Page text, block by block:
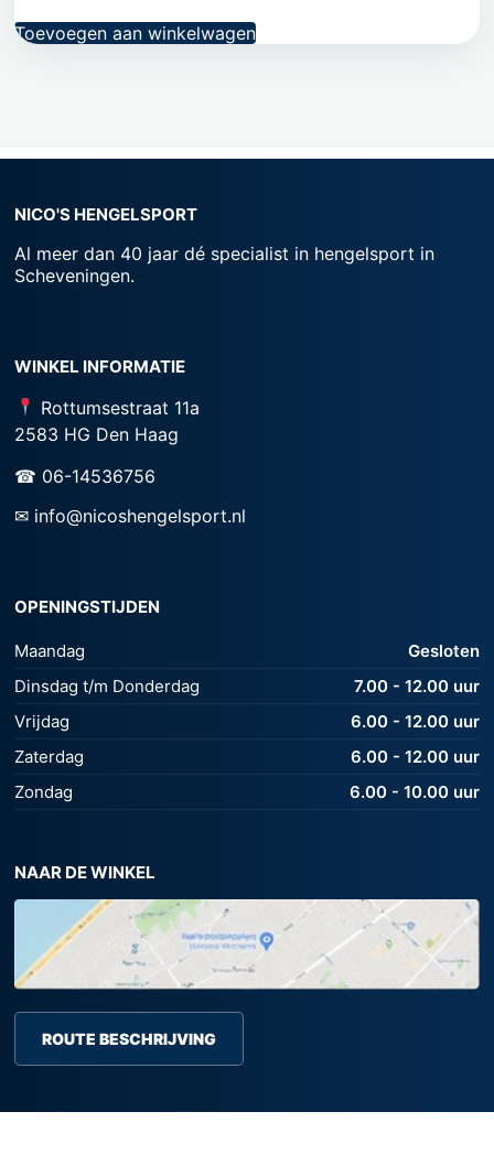
Toevoegen aan winkelwagen
NICO'S HENGELSPORT
Al meer dan 40 jaar dé specialist in hengelsport in
Scheveningen.
WINKEL INFORMATIE
Rottumsestraat 11a
2583 HG Den Haag
☎ 06-14536756
✉ info@nicoshengelsport.nl
OPENINGSTIJDEN
Maandag
Gesloten
Dinsdag t/m Donderdag
7.00 - 12.00 uur
Vrijdag
6.00 - 12.00 uur
Zaterdag
6.00 - 12.00 uur
Zondag
6.00 - 10.00 uur
NAAR DE WINKEL
ROUTE BESCHRIJVING